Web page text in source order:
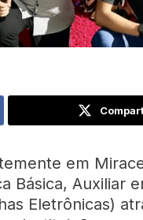
em
Básica, Auxiliar
Eletrônicas)